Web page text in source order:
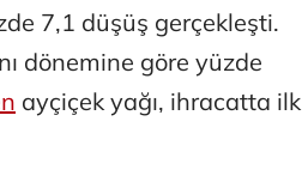
7,1 düşüş gerçekleşti.
dönemine göre yüzde
ayçiçek yağı, ihracatta ilk